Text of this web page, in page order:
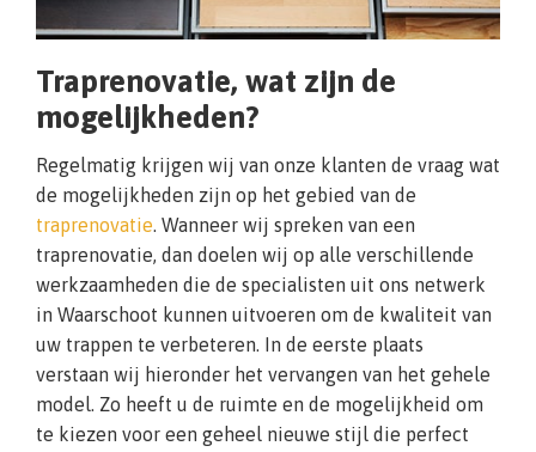
Traprenovatie, wat zijn de
mogelijkheden?
Regelmatig krijgen wij van onze klanten de vraag wat
de mogelijkheden zijn op het gebied van de
traprenovatie. Wanneer wij spreken van een
traprenovatie, dan doelen wij op alle verschillende
werkzaamheden die de specialisten uit ons netwerk
in Waarschoot kunnen uitvoeren om de kwaliteit van
uw trappen te verbeteren. In de eerste plaats
verstaan wij hieronder het vervangen van het gehele
model. Zo heeft u de ruimte en de mogelijkheid om
te kiezen voor een geheel nieuwe stijl die perfect